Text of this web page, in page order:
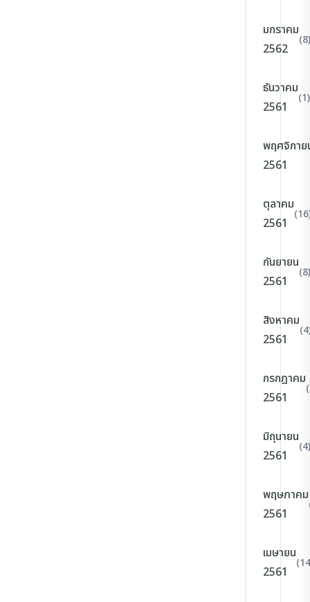
มกราคม
2562
(8)
ธันวาคม
2561
(1)
พฤศจิกาย
2561
ตุลาคม
2561
กันยายน
2561
(8)
สิงหาคม
2561
กรกฎาคม
2561
มิถุนายน
2561
(4)
พฤษภาคม
2561
เมษายน
2561